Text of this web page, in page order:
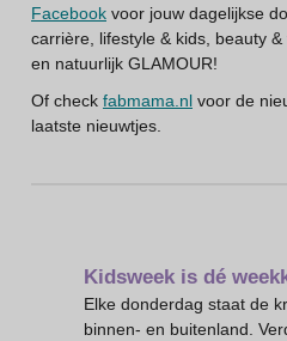
Facebook voor jouw dagelijkse
carrière, lifestyle & kids, beauty
en natuurlijk GLAMOUR!
Of check fabmama.nl voor de
laatste nieuwtjes.
Kidsweek is dé
Elke donderdag staat de
binnen- en buitenland.